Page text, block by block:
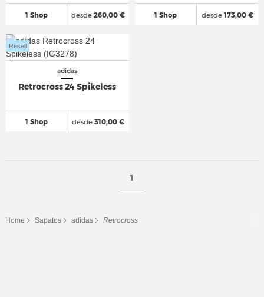
1 Shop desde260,00 € 1 Shop desde173,00 €
adidas
Retrocross 24 Spikeless
1 Shop
Resell
desde310,00 €
1
Home Sapatos adidas Retrocross